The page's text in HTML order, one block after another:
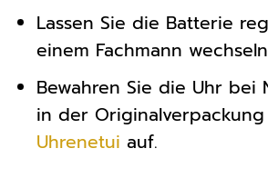
Lassen Sie die Batterie
einem Fachmann
Bewahren Sie die Uhr bei
in der
Uhrenetui auf.